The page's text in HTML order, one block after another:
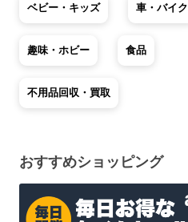
ベビー・キッズ 車・バイク
趣味・ホビー 食品
不用品回収・買取
おすすめショッピング